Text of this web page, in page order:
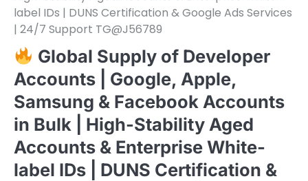
label IDs | DUNS Certification & Google Ads Services
| 24/7 Support TG@J56789
Global Supply of Developer
Accounts | Google, Apple,
Samsung & Facebook Accounts
in Bulk | High-Stability Aged
Accounts & Enterprise White-
label IDs | DUNS Certification &